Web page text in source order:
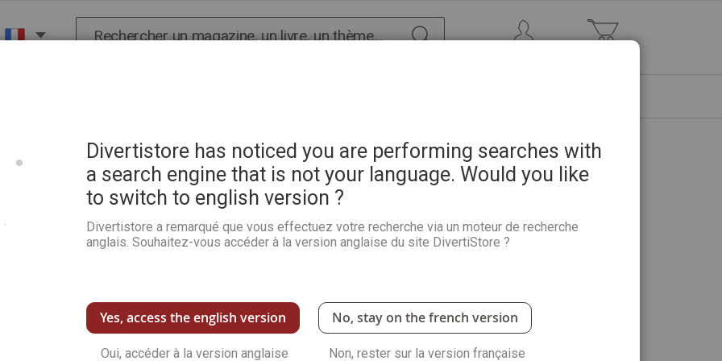
n°6
Hors-série Histoire du Second Conflit Mondial n°6
Soyez le premier à commenter ce produit
Quantité :
Divertistore has noticed you are performing searches with
a search engine that is not your language. Would you like
to switch to english version ?
Divertistore a remarqué que vous effectuez votre recherche via un moteur de recherche
anglais. Souhaitez-vous accéder à la version anglaise du site DivertiStore ?
Yes, access the english version
Oui, accéder à la version anglaise
No, stay on the french version
Non, rester sur la version française